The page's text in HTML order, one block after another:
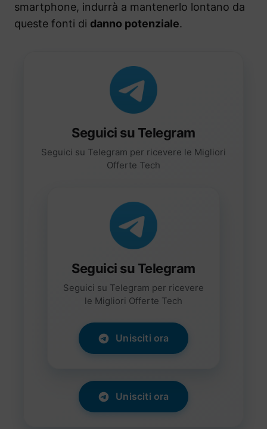
smartphone, indurrà a mantenerlo lontano da
queste fonti di danno potenziale.
Seguici su Telegram
Seguici su Telegram per ricevere le Migliori
Offerte Tech
Seguici su Telegram
Seguici su Telegram per ricevere
le Migliori Offerte Tech
Unisciti ora
Unisciti ora